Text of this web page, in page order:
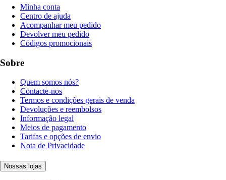
Minha conta
Centro de ajuda
Acompanhar meu pedido
Devolver meu pedido
Códigos promocionais
Sobre
Quem somos nós?
Contacte-nos
Termos e condições gerais de venda
Devoluções e reembolsos
Informação legal
Meios de pagamento
Tarifas e opções de envio
Nota de Privacidade
Nossas lojas